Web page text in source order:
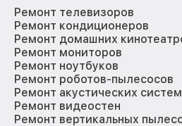
Ремонт телевизоров
Ремонт кондиционеров
Ремонт домашних
Ремонт мониторов
Ремонт ноутбуков
Ремонт роботов-пылесосов
Ремонт акустических систем
Ремонт видеостен
Ремонт вертикальных